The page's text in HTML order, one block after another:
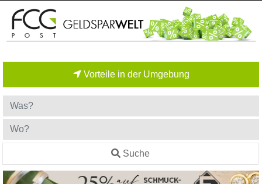
Vorteile in der Umgebung
Suche